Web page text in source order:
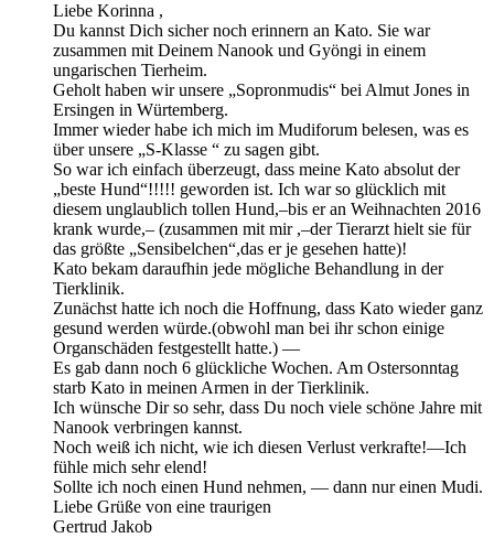
Liebe Korinna ,
Du kannst Dich sicher noch erinnern an Kato. Sie war
zusammen mit Deinem Nanook und Gyöngi in einem
ungarischen Tierheim.
Geholt haben wir unsere „Sopronmudis“ bei Almut Jones in
Ersingen in Würtemberg.
Immer wieder habe ich mich im Mudiforum belesen, was es
über unsere „S-Klasse “ zu sagen gibt.
So war ich einfach überzeugt, dass meine Kato absolut der
„beste Hund“!!!!! geworden ist. Ich war so glücklich mit
diesem unglaublich tollen Hund,–bis er an Weihnachten 2016
krank wurde,– (zusammen mit mir ,–der Tierarzt hielt sie für
das größte „Sensibelchen“,das er je gesehen hatte)!
Kato bekam daraufhin jede mögliche Behandlung in der
Tierklinik.
Zunächst hatte ich noch die Hoffnung, dass Kato wieder ganz
gesund werden würde.(obwohl man bei ihr schon einige
Organschäden festgestellt hatte.) —
Es gab dann noch 6 glückliche Wochen. Am Ostersonntag
starb Kato in meinen Armen in der Tierklinik.
Ich wünsche Dir so sehr, dass Du noch viele schöne Jahre mit
Nanook verbringen kannst.
Noch weiß ich nicht, wie ich diesen Verlust verkrafte!—Ich
fühle mich sehr elend!
Sollte ich noch einen Hund nehmen, — dann nur einen Mudi.
Liebe Grüße von eine traurigen
Gertrud Jakob